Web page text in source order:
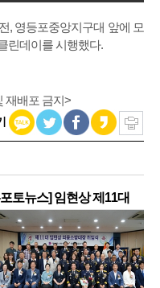
, 영등포중앙지구대 앞에 모
린데이를 시행했다.
재배포 금지>
포토뉴스] 임현상 제11대